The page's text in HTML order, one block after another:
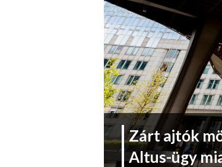
Zárt ajtók
Altus-ügy